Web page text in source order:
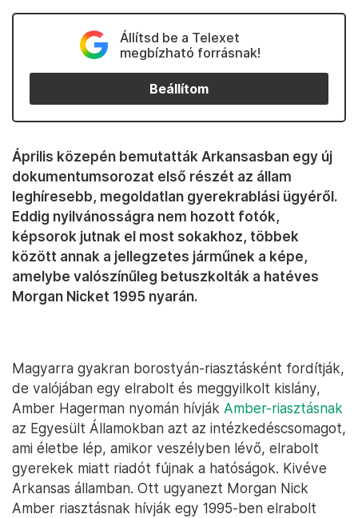
Állítsd be a Telexet
megbízható forrásnak!
Beállítom
Április közepén bemutatták Arkansasban egy új
dokumentumsorozat első részét az állam
leghíresebb, megoldatlan gyerekrablási ügyéről.
Eddig nyilvánosságra nem hozott fotók,
képsorok jutnak el most sokakhoz, többek
között annak a jellegzetes járműnek a képe,
amelybe valószínűleg betuszkolták a hatéves
Morgan Nicket 1995 nyarán.
Magyarra gyakran borostyán-riasztásként fordítják,
de valójában egy elrabolt és meggyilkolt kislány,
Amber Hagerman nyomán hívják Amber-riasztásnak
az Egyesült Államokban azt az intézkedéscsomagot,
ami életbe lép, amikor veszélyben lévő, elrabolt
gyerekek miatt riadót fújnak a hatóságok. Kivéve
Arkansas államban. Ott ugyanezt Morgan Nick
Amber riasztásnak hívják egy 1995-ben elrabolt